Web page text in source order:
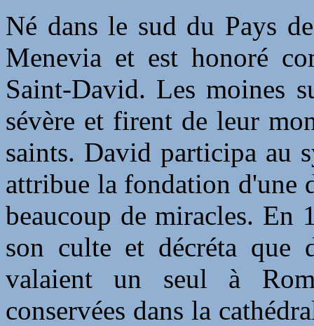
Né dans le sud du Pays
Menevia et est honoré
Saint-David. Les moines
sévère et firent de leur
saints. David participa au
attribue la fondation d'une
beaucoup de miracles. En
son culte et décréta que
valaient un seul à
conservées dans la